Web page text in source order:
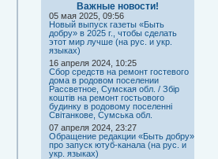
Важные новости!
05 мая 2025, 09:56
Новый выпуск газеты «Быть
добру» в 2025 г., чтобы сделать
этот мир лучше (на рус. и укр.
языках)
16 апреля 2024, 10:25
Сбор средств на ремонт гостевого
дома в родовом поселении
Рассветное, Сумская обл. / Збір
коштів на ремонт гостьового
будинку в родовому поселенні
Світанкове, Сумська обл.
07 апреля 2024, 23:27
Обращение редакции «Быть добру»
про запуск ютуб-канала (на рус. и
укр. языках)